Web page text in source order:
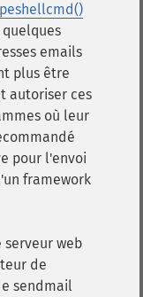
emails
plus être
autoriser ces
où leur
pour l'envoi
framework
web
de
sendmail